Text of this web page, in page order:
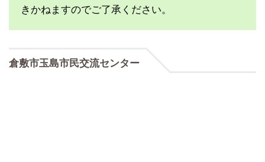
きかねますのでご了承ください。
倉敷市玉島市民交流センター